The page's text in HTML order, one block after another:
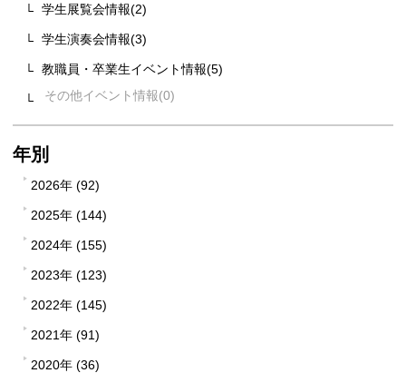
学生展覧会情報(2)
学生演奏会情報(3)
教職員・卒業生イベント情報(5)
その他イベント情報
年別
2026年 (92)
2025年 (144)
2024年 (155)
2023年 (123)
2022年 (145)
2021年 (91)
2020年 (36)